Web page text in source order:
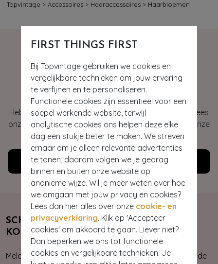
FIRST THINGS FIRST
Bij Topvintage gebruiken we cookies en
vergelijkbare technieken om jouw ervaring
te verfijnen en te personaliseren.
Functionele cookies zijn essentieel voor een
soepel werkende website, terwijl
analytische cookies ons helpen deze elke
dag een stukje beter te maken. We streven
ernaar om je alleen relevante advertenties
te tonen, daarom volgen we je gedrag
binnen en buiten onze website op
anonieme wijze. Wil je meer weten over hoe
we omgaan met jouw privacy en cookies?
Lees dan hier alles over onze cookie- en
privacyverklaring. Klik op 'Accepteer
cookies' om akkoord te gaan. Liever niet?
Dan beperken we ons tot functionele
cookies en vergelijkbare technieken. Je
Topvintage > Accessoires > Haaraccessoires > Haarbloemen
Hey gorgeous
Heb je vragen of heb je hulp nodig bij je bestelling? Lees
onze veelgestelde vragen of neem contact op met onze
klantenservice. Wij helpen je graag!
Klantenservice
SCHRIJF JE NU IN & ONTVANG 10%
KORTING
Meld je aan voor onze nieuwsbrief. Zo ben je altijd op de